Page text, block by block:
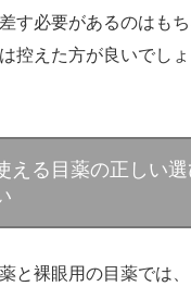
す必要があるのはも
控えた方が良いでしょ
える目薬の正しい
と裸眼用の目薬では